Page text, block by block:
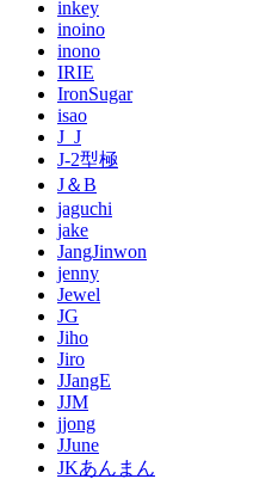
inkey
inoino
inono
IRIE
IronSugar
isao
J_J
J-2型極
J＆B
jaguchi
jake
JangJinwon
jenny
Jewel
JG
Jiho
Jiro
JJangE
JJM
jjong
JJune
JKあんまん